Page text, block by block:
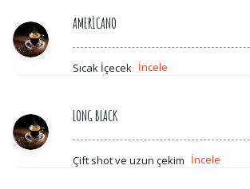
AMERİCANO
Sıcak İçecek İncele
LONG BLACK
Çift shot ve uzun çekim İncele